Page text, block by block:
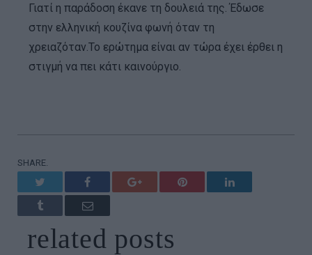
Γιατί η παράδοση έκανε τη δουλειά της. Έδωσε
στην ελληνική κουζίνα φωνή όταν τη
χρειαζόταν.Το ερώτημα είναι αν τώρα έχει έρθει η
στιγμή να πει κάτι καινούργιο.
SHARE.
Facebook Google+ Pinterest LinkedIn
Tumblr Email
related posts